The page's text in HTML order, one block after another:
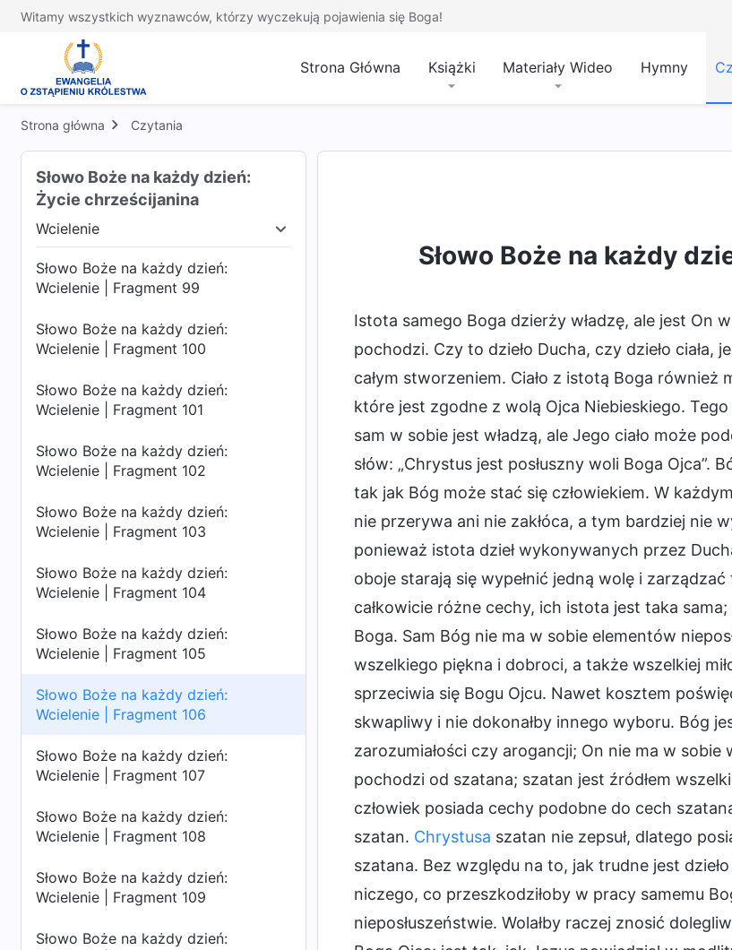
Witamy wszystkich wyznawców, którzy wyczekują pojawienia się Boga!
Strona Główna Książki Materiały Wideo Hymny
Strona główna Czytania
Słowo Boże na każdy dzień:
Życie chrześcijanina
Wcielenie
Wcielenie Znajomość dzieła Bożego Usposobienie Boga oraz to, co On ma i
Słowo Boże na każdy dzień:
Wcielenie | Fragment 99
Słowo Boże na każdy dzień:
Wcielenie | Fragment 100
Słowo Boże na każdy dzień:
Wcielenie | Fragment 101
Słowo Boże na każdy dzień:
Wcielenie | Fragment 102
Słowo Boże na każdy dzień:
Wcielenie | Fragment 103
Słowo Boże na każdy dzień:
Wcielenie | Fragment 104
Słowo Boże na każdy dzień:
Wcielenie | Fragment 105
Słowo Boże na każdy dzień:
Wcielenie | Fragment 106
Słowo Boże na każdy dzień:
Wcielenie | Fragment 107
Słowo Boże na każdy dzień:
Wcielenie | Fragment 108
Słowo Boże na każdy dzień:
Wcielenie | Fragment 109
Słowo Boże na każdy dzień:
Słowo Boże na każdy
Istota samego Boga dzierży władzę, ale jest On
pochodzi. Czy to dzieło Ducha, czy dzieło ciała,
całym stworzeniem. Ciało z istotą Boga również
które jest zgodne z wolą Ojca Niebieskiego.
sam w sobie jest władzą, ale Jego ciało może
słów: „Chrystus jest posłuszny woli Boga Ojca”.
tak jak Bóg może stać się człowiekiem. W
nie przerywa ani nie zakłóca, a tym bardziej nie
ponieważ istota dzieł wykonywanych przez
oboje starają się wypełnić jedną wolę i
całkowicie różne cechy, ich istota jest taka
Boga. Sam Bóg nie ma w sobie elementów
wszelkiego piękna i dobroci, a także wszelkiej
sprzeciwia się Bogu Ojcu. Nawet kosztem
skwapliwy i nie dokonałby innego wyboru. Bóg
zarozumiałości czy arogancji; On nie ma w
pochodzi od szatana; szatan jest źródłem
człowiek posiada cechy podobne do cech
szatan. Chrystusa szatan nie zepsuł, dlatego
szatana. Bez względu na to, jak trudne jest
niczego, co przeszkodziłoby w pracy samemu
nieposłuszeństwie. Wolałby raczej znosić